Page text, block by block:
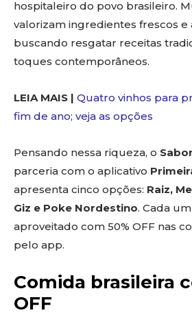
hospitaleiro do povo brasileiro.
valorizam ingredientes frescos e
buscando resgatar receitas
toques contemporâneos.
LEIA MAIS | Quatro vinhos para
fim de ano; veja as opções
Pensando nessa riqueza, o
parceria com o aplicativo
apresenta cinco opções: Raiz,
Giz e Poke Nordestino. Cada
aproveitado com 50% OFF nas
pelo app.
Comida brasileira
OFF